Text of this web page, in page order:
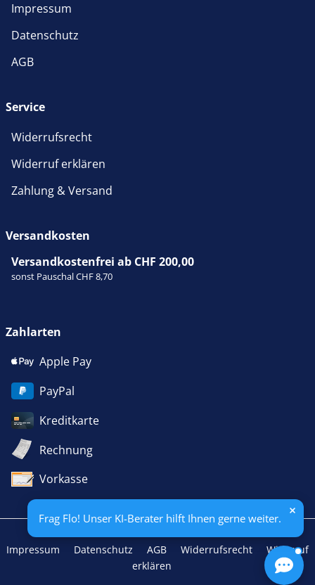
Frag Flo! Unser KI-Berater hilft Ihnen gerne weiter.
Impressum
Datenschutz
AGB
Service
Widerrufsrecht
Widerruf erklären
Zahlung & Versand
Versandkosten
Versandkostenfrei ab CHF 200,00
sonst Pauschal CHF 8,70
Zahlarten
Apple Pay
PayPal
Kreditkarte
Rechnung
Vorkasse
Impressum Datenschutz AGB Widerrufsrecht
Widerruf
erklären